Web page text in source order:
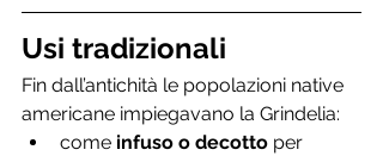
Usi tradizionali
Fin dall’antichità le popolazioni native
americane impiegavano la Grindelia:
come infuso o decotto per